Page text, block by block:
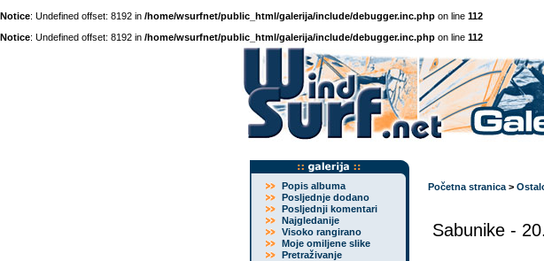
Notice: Undefined offset: 8192 in /home/wsurfnet/public_html/galerija/include/debugger.inc.php on line 112
Notice: Undefined offset: 8192 in /home/wsurfnet/public_html/galerija/include/debugger.inc.php on line 112
Popis albuma
Posljednje dodano
Posljednji komentari
Najgledanije
Visoko rangirano
Moje omiljene slike
Pretraživanje
Početna stranica >
Sabunike -